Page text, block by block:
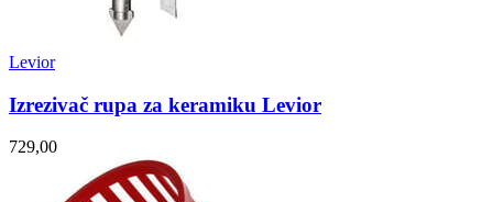
Levior
Izrezivač rupa za keramiku Levior
729,00